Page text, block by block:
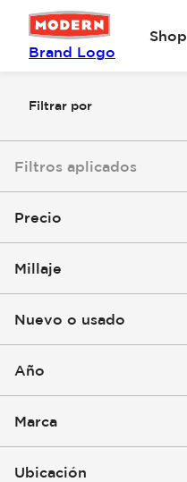
Brand Logo
Shop
Filtrar por
Filtros aplicados
Precio
Millaje
Nuevo o usado
Año
Marca
Ubicación